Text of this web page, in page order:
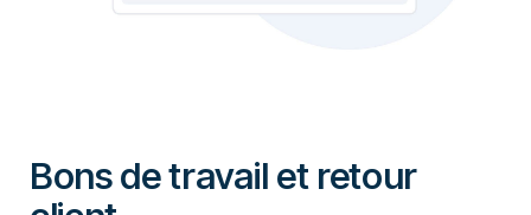
Bons de travail et retour